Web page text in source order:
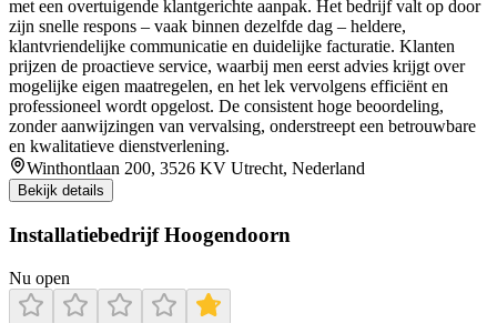
met een overtuigende klantgerichte aanpak. Het bedrijf valt op door
zijn snelle respons – vaak binnen dezelfde dag – heldere,
klantvriendelijke communicatie en duidelijke facturatie. Klanten
prijzen de proactieve service, waarbij men eerst advies krijgt over
mogelijke eigen maatregelen, en het lek vervolgens efficiënt en
professioneel wordt opgelost. De consistent hoge beoordeling,
zonder aanwijzingen van vervalsing, onderstreept een betrouwbare
en kwalitatieve dienstverlening.
Winthontlaan 200, 3526 KV Utrecht, Nederland
Bekijk details
Installatiebedrijf Hoogendoorn
Nu open